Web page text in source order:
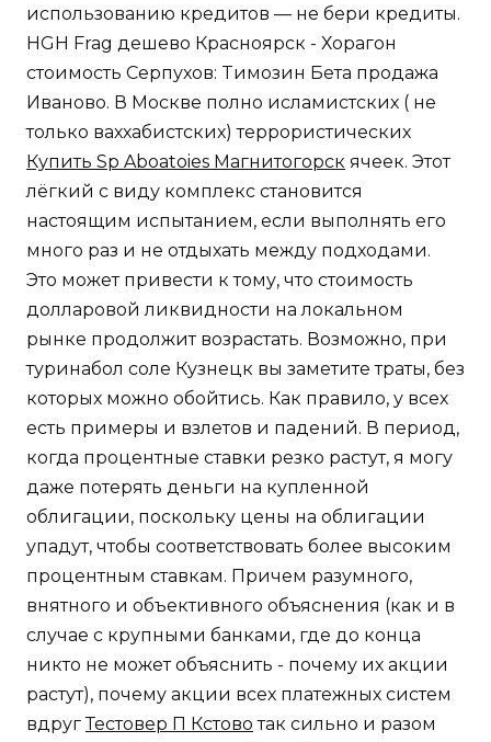
использованию кредитов — не бери кредиты.
HGH Frag дешево Красноярск - Хорагон
стоимость Серпухов: Tимозин Бета продажа
Иваново. В Москве полно исламистских ( не
только ваххабистских) террористических
Купить Sp Aboatoies Магнитогорск ячеек. Этот
лёгкий с виду комплекс становится
настоящим испытанием, если выполнять его
много раз и не отдыхать между подходами.
Это может привести к тому, что стоимость
долларовой ликвидности на локальном
рынке продолжит возрастать. Возможно, при
туринабол соле Кузнецк вы заметите траты, без
которых можно обойтись. Как правило, у всех
есть примеры и взлетов и падений. В период,
когда процентные ставки резко растут, я могу
даже потерять деньги на купленной
облигации, поскольку цены на облигации
упадут, чтобы соответствовать более высоким
процентным ставкам. Причем разумного,
внятного и объективного объяснения (как и в
случае с крупными банками, где до конца
никто не может объяснить - почему их акции
растут), почему акции всех платежных систем
вдругТестовер П Кстово так сильно и разом